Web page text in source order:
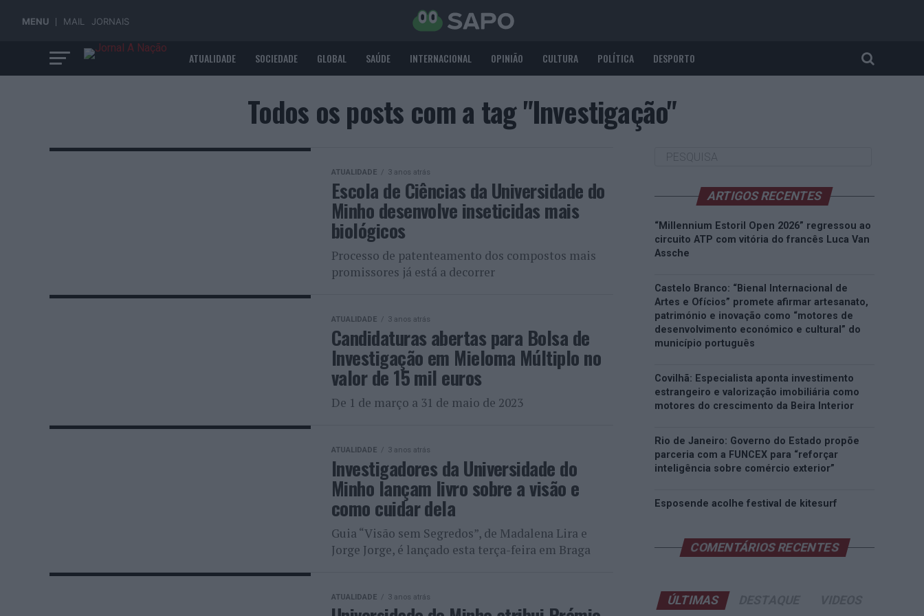
MENU MAIL JORNAIS
ATUALIDADE SOCIEDADE GLOBAL SAÚDE INTERNACIONAL OPINIÃO CULTURA POLÍTICA DESPORTO
Todos os posts com a tag "Investigação"
ATUALIDADE 3 anos atrás
Escola de Ciências da Universidade do
Minho desenvolve inseticidas mais
biológicos
Processo de patenteamento dos compostos mais
promissores já está a decorrer
ATUALIDADE 3 anos atrás
Candidaturas abertas para Bolsa de
Investigação em Mieloma Múltiplo no
valor de 15 mil euros
De 1 de março a 31 de maio de 2023
ATUALIDADE 3 anos atrás
Investigadores da Universidade do
Minho lançam livro sobre a visão e
como cuidar dela
Guia “Visão sem Segredos”, de Madalena Lira e
Jorge Jorge, é lançado esta terça-feira em Braga
ATUALIDADE 3 anos atrás
ARTIGOS RECENTES
“Millennium Estoril Open 2026” regressou ao
circuito ATP com vitória do francês Luca Van
Assche
Castelo Branco: “Bienal Internacional de
Artes e Ofícios” promete afirmar artesanato,
património e inovação como “motores de
desenvolvimento económico e cultural” do
município português
Covilhã: Especialista aponta investimento
estrangeiro e valorização imobiliária como
motores do crescimento da Beira Interior
Rio de Janeiro: Governo do Estado propõe
parceria com a FUNCEX para “reforçar
inteligência sobre comércio exterior”
Esposende acolhe festival de kitesurf
COMENTÁRIOS RECENTES
ÚLTIMAS